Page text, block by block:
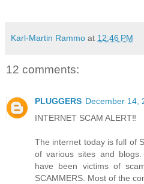
Karl-Martin Rammo at 12:46 PM
12 comments:
PLUGGERS December 14,
INTERNET SCAM ALERT‼️
The internet today is full of
of various sites and
have been victims of
SCAMMERS. Most of the